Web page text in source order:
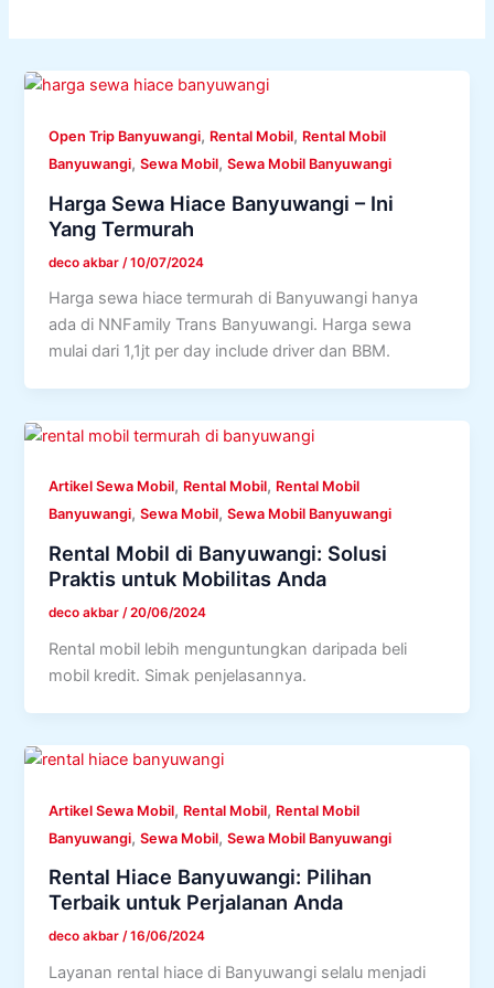
Open Trip Banyuwangi, Rental Mobil, Rental Mobil
Banyuwangi,Sewa Mobil,Sewa Mobil Banyuwangi
Harga Sewa Hiace Banyuwangi – Ini
Yang Termurah
deco akbar /10/07/2024
Harga sewa hiace termurah di Banyuwangi hanya
ada di NNFamily Trans Banyuwangi. Harga sewa
mulai dari 1,1jt per day include driver dan BBM.
Artikel Sewa Mobil, Rental Mobil, Rental Mobil
Banyuwangi,Sewa Mobil,Sewa Mobil Banyuwangi
Rental Mobil di Banyuwangi: Solusi
Praktis untuk Mobilitas Anda
deco akbar/20/06/2024
Rental mobil lebih menguntungkan daripada beli
mobil kredit. Simak penjelasannya.
Artikel Sewa Mobil, Rental Mobil, Rental Mobil
Banyuwangi,Sewa Mobil,Sewa Mobil Banyuwangi
Rental Hiace Banyuwangi: Pilihan
Terbaik untuk Perjalanan Anda
deco akbar/16/06/2024
Layanan rental hiace di Banyuwangi selalu menjadi